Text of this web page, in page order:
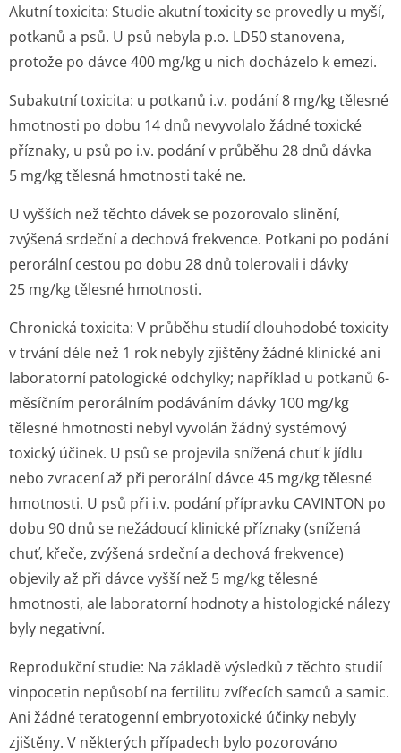
Akutní toxicita: Studie akutní toxicity se provedly u myší,
potkanů a psů. U psů nebyla p.o. LD50 stanovena,
protože po dávce 400 mg/kg u nich docházelo k emezi.
Subakutní toxicita: u potkanů i.v. podání 8 mg/kg tělesné
hmotnosti po dobu 14 dnů nevyvolalo žádné toxické
příznaky, u psů po i.v. podání v průběhu 28 dnů dávka
5 mg/kg tělesná hmotnosti také ne.
U vyšších než těchto dávek se pozorovalo slinění,
zvýšená srdeční a dechová frekvence. Potkani po podání
perorální cestou po dobu 28 dnů tolerovali i dávky
25 mg/kg tělesné hmotnosti.
Chronická toxicita: V průběhu studií dlouhodobé toxicity
v trvání déle než 1 rok nebyly zjištěny žádné klinické ani
laboratorní patologické odchylky; například u potkanů 6-
měsíčním perorálním podáváním dávky 100 mg/kg
tělesné hmotnosti nebyl vyvolán žádný systémový
toxický účinek. U psů se projevila snížená chuť k jídlu
nebo zvracení až při perorální dávce 45 mg/kg tělesné
hmotnosti. U psů při i.v. podání přípravku CAVINTON po
dobu 90 dnů se nežádoucí klinické příznaky (snížená
chuť, křeče, zvýšená srdeční a dechová frekvence)
objevily až při dávce vyšší než 5 mg/kg tělesné
hmotnosti, ale laboratorní hodnoty a histologické nálezy
byly negativní.
Reprodukční studie: Na základě výsledků z těchto studií
vinpocetin nepůsobí na fertilitu zvířecích samců a samic.
Ani žádné teratogenní embryotoxické účinky nebyly
zjištěny. V některých případech bylo pozorováno